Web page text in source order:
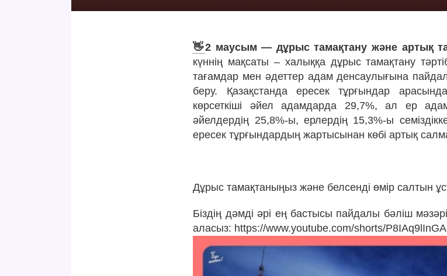
👋2 маусым — дұрыс тамақтану және артық
күннің мақсаты – халыққа дұрыс тамақтану
тағамдар мен әдеттер адам денсаулығына
беру. Қазақстанда ересек тұрғындар
көрсеткіші әйел адамдарда 29,7%, ал ер
әйелдердің 25,8%-ы, ерлердің 15,3%-ы
ересек тұрғындардың жартысынан көбі артық
Дұрыс тамақтаныңыз және белсенді өмір салтын
Біздің дәмді әрі ең бастысы пайдалы бәліш
аласыз: https://www.youtube.com/shorts/P8IAq9lInGA